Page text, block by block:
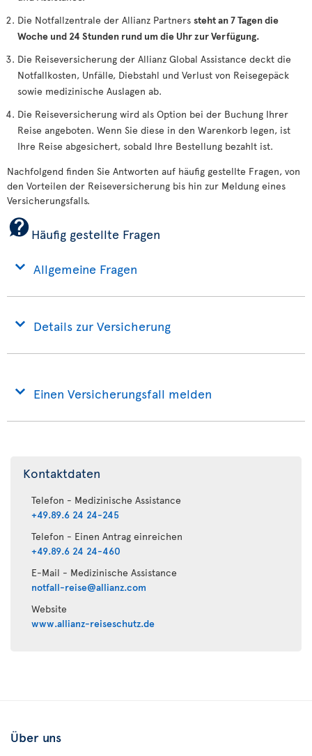
Die Notfallzentrale der Allianz Partners steht an 7 Tagen die
Woche und 24 Stunden rund um die Uhr zur Verfügung.
Die Reiseversicherung der Allianz Global Assistance deckt die
Notfallkosten, Unfälle, Diebstahl und Verlust von Reisegepäck
sowie medizinische Auslagen ab.
Die Reiseversicherung wird als Option bei der Buchung Ihrer
Reise angeboten. Wenn Sie diese in den Warenkorb legen, ist
Ihre Reise abgesichert, sobald Ihre Bestellung bezahlt ist.
Nachfolgend finden Sie Antworten auf häufig gestellte Fragen, von
den Vorteilen der Reiseversicherung bis hin zur Meldung eines
Versicherungsfalls.
Häufig gestellte Fragen
Allgemeine Fragen
Details zur Versicherung
Einen Versicherungsfall melden
Kontaktdaten
Telefon - Medizinische Assistance
+49.89.6 24 24-245
Telefon - Einen Antrag einreichen
+49.89.6 24 24-460
E-Mail - Medizinische Assistance
notfall-reise@allianz.com
Website
www.allianz-reiseschutz.de
Über uns